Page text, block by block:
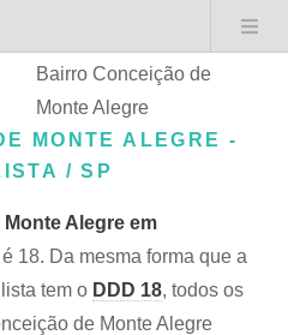
Bairro Conceição de
Monte Alegre
MONTE ALEGRE -
/ SP
Alegre em
é 18. Da mesma forma que a
tem o DDD 18, todos os
de Monte Alegre